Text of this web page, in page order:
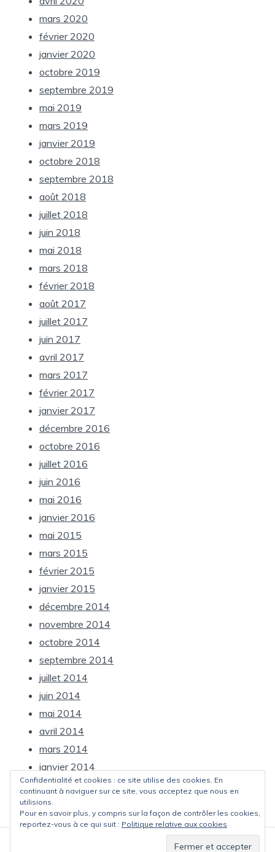
mars 2020
février 2020
janvier 2020
octobre 2019
septembre 2019
mai 2019
mars 2019
janvier 2019
octobre 2018
septembre 2018
août 2018
juillet 2018
juin 2018
mai 2018
mars 2018
février 2018
août 2017
juillet 2017
juin 2017
avril 2017
mars 2017
février 2017
janvier 2017
décembre 2016
octobre 2016
juillet 2016
juin 2016
mai 2016
janvier 2016
mai 2015
mars 2015
février 2015
janvier 2015
décembre 2014
novembre 2014
octobre 2014
septembre 2014
juillet 2014
juin 2014
mai 2014
avril 2014
mars 2014
janvier 2014
décembre 2013
Thème: Kawi parVincent
Confidentialité et cookies : ce site utilise des cookies. En
continuant à naviguer sur ce site, vous acceptez que nous en
utilisions.
Pour en savoir plus, y compris sur la façon de contrôler les cookies,
reportez-vous à ce qui suit : Politique relative aux cookies